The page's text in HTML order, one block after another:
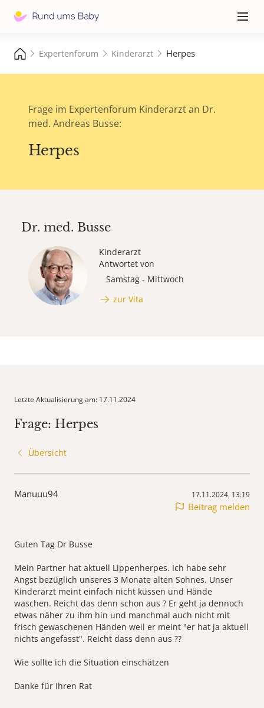
≡
Expertenforum Kinderarzt Herpes
Frage im Expertenforum Kinderarzt an Dr.
med. Andreas Busse:
Herpes
Dr. med. Busse
Kinderarzt
Antwortet von
Samstag - Mittwoch
zur Vita
Letzte Aktualisierung am: 17.11.2024
Frage: Herpes
Übersicht
Manuuu94 17.11.2024, 13:19
Beitrag melden
Guten Tag Dr Busse
Mein Partner hat aktuell Lippenherpes. Ich habe sehr
Angst bezüglich unseres 3 Monate alten Sohnes. Unser
Kinderarzt meint einfach nicht küssen und Hände
waschen. Reicht das denn schon aus ? Er geht ja dennoch
etwas näher zu ihm hin und manchmal auch nicht mit
frisch gewaschenen Händen weil er meint "er hat ja aktuell
nichts angefasst". Reicht dass denn aus ??
Wie sollte ich die Situation einschätzen
Danke für Ihren Rat